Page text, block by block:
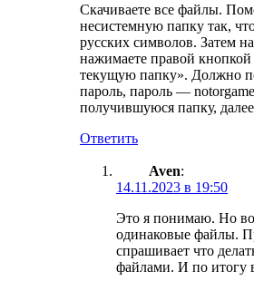
Скачиваете все файлы.
несистемную папку так,
русских символов. Затем
нажимаете правой
текущую папку». Должно
пароль, пароль —
получившуюся папку,
Ответить
Aven:
14.11.2023 в 19:50
Это я понимаю. Но во
одинаковые файлы.
спрашивает что
файлами. И по итогу